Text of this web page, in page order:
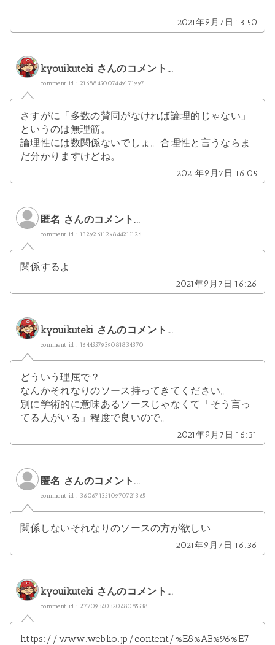
2021年9月7日 13:50
kyouikuteki さんのコメント...
comment id : 2168845007449171997
さすがに「多数の賛同がなければ論理的じゃない」
というのは無理筋。
論理性には数関係ないでしょ。合理性と言うならま
だ分かりますけどね。
2021年9月7日 16:05
匿名 さんのコメント...
comment id : 1329261129844215126
関係するよ
2021年9月7日 16:26
kyouikuteki さんのコメント...
comment id : 1644557939081834370
どういう理屈で？
なんかそれなりのソース持ってきてください。
別に学術的に意味あるソースじゃなくて「そう言っ
てる人がいる」程度で良いので。
2021年9月7日 16:31
匿名 さんのコメント...
comment id : 3606713510970721365
関係しないそれなりのソースの方が欲しい
2021年9月7日 16:36
kyouikuteki さんのコメント...
comment id : 2770934032048085538
https://www.weblio.jp/content/%E8%AB%96%E7